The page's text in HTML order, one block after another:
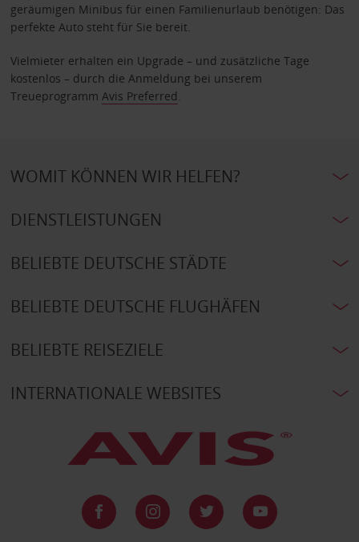
geräumigen Minibus für einen Familienurlaub benötigen: Das
perfekte Auto steht für Sie bereit.
Vielmieter erhalten ein Upgrade – und zusätzliche Tage
kostenlos – durch die Anmeldung bei unserem
Treueprogramm Avis Preferred
WOMIT KÖNNEN WIR HELFEN?
DIENSTLEISTUNGEN
BELIEBTE DEUTSCHE STÄDTE
BELIEBTE DEUTSCHE FLUGHÄFEN
BELIEBTE REISEZIELE
INTERNATIONALE WEBSITES